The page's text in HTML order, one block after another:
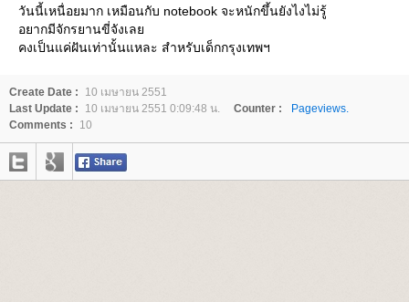
วันนี้เหนื่อยมาก เหมือนกับ notebook จะหนักขึ้นยังไงไม่รู้
อยากมีจักรยานขี่จังเล
คงเป็นแค่ฝันเท่านั้นแหละ สำหรับเด็กกรุงเทพฯ
Create Date :
10 เมษายน 2551
Last Update :
10 เมษายน 2551 0:09:48 น. Counter :
Pageviews.
Comments :
10